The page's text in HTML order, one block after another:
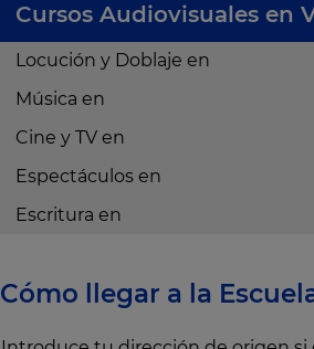
Cursos Audiovisuales en
Locución y Doblaje en
Música en
Cine y TV en
Espectáculos en
Escritura en
Cómo llegar a la